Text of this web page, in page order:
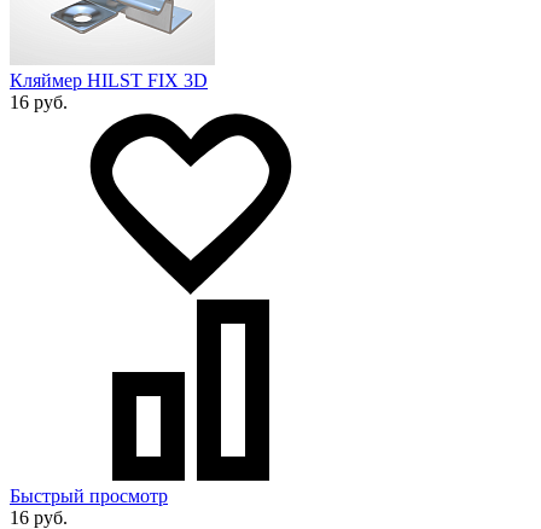
Кляймер HILST FIX 3D
16 руб.
Быстрый просмотр
16 руб.